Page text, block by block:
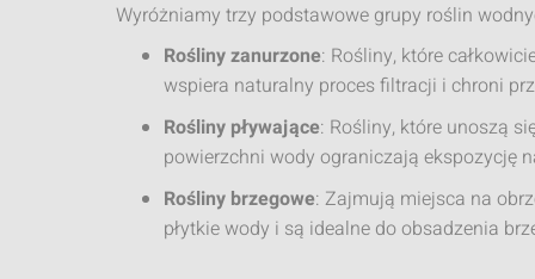
Wyróżniamy trzy podstawowe grupy roślin
Rośliny zanurzone: Rośliny, które
wspiera naturalny proces filtracji i chroni
Rośliny pływające: Rośliny, które unoszą
powierzchni wody ograniczają ekspozycję
Rośliny brzegowe: Zajmują miejsca na
płytkie wody i są idealne do obsadzenia